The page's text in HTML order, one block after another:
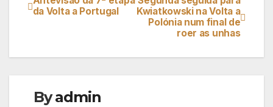
Navegação
artigos
Kwiatkowski na Volta a
Polónia num final de
roer as unhas
da Volta a Portugal
Byadmin